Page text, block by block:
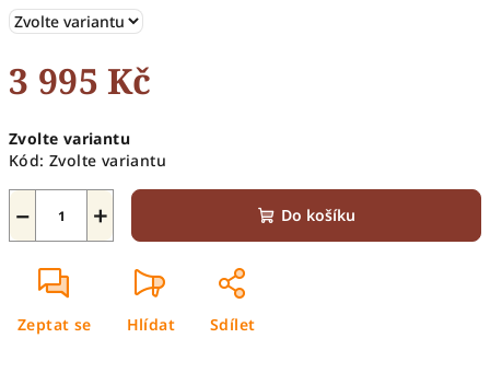
3 995 Kč
cena:
Zvolte variantu
Kód: Zvolte variantu
+
− Do košíku
Zeptat se Hlídat Sdílet